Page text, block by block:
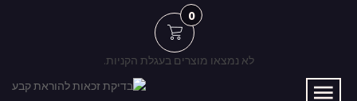
0
לא נמצאו מוצרים בעגלת הקניות.